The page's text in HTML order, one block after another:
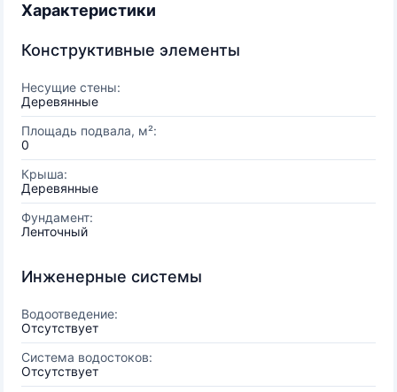
Характеристики
Конструктивные элементы
Несущие стены:
Деревянные
Площадь подвала, м²:
0
Крыша:
Деревянные
Фундамент:
Ленточный
Инженерные системы
Водоотведение:
Отсутствует
Система водостоков:
Отсутствует